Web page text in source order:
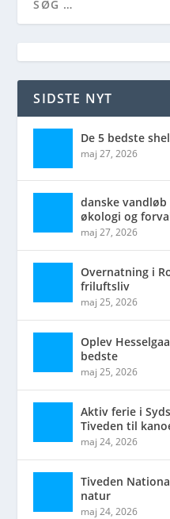
SIDSTE NYT
De 5 bedste
maj 27, 2026
danske
økologi og
maj 27, 2026
Overnatning i
friluftsliv
maj 25, 2026
Oplev
bedste
maj 25, 2026
Aktiv ferie i
Tiveden til
maj 24, 2026
Tiveden
natur
maj 24, 2026